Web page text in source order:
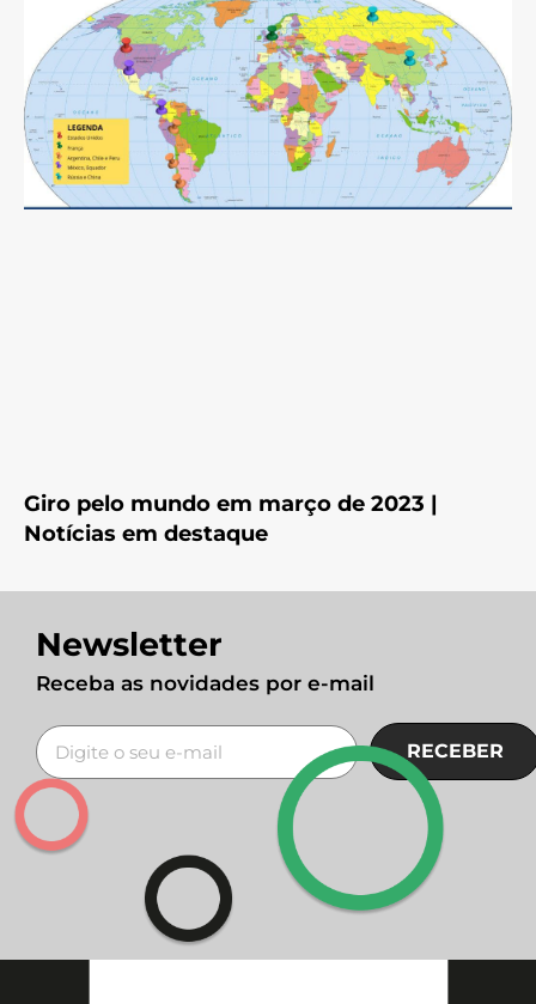
Giro pelo mundo em março de 2023 |
Notícias em destaque
Newsletter
Receba as novidades por e-mail
RECEBER